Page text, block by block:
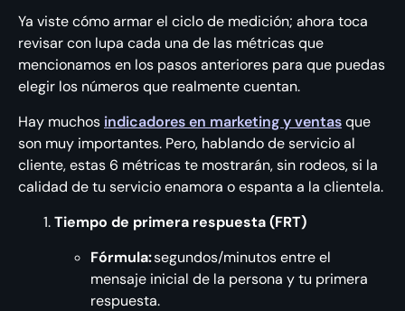
Ya viste cómo armar el ciclo de medición; ahora toca
revisar con lupa cada una de las métricas que
mencionamos en los pasos anteriores para que puedas
elegir los números que realmente cuentan.
Hay muchos indicadores en marketing y ventasque
son muy importantes. Pero, hablando de servicio al
cliente, estas 6 métricas te mostrarán, sin rodeos, si la
calidad de tu servicio enamora o espanta a la clientela.
Tiempo de primera respuesta (FRT)
Fórmula:segundos/minutos entre el
mensaje inicial de la persona y tu primera
respuesta.